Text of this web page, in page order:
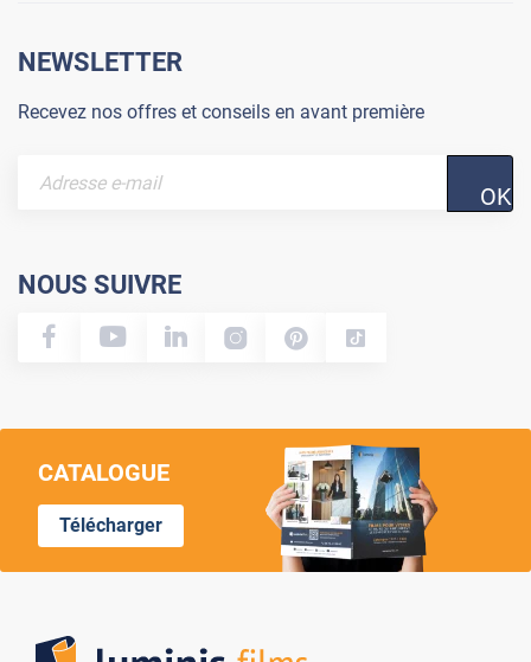
NEWSLETTER
Recevez nos offres et conseils en avant première
OK
NOUS SUIVRE
CATALOGUE
Télécharger